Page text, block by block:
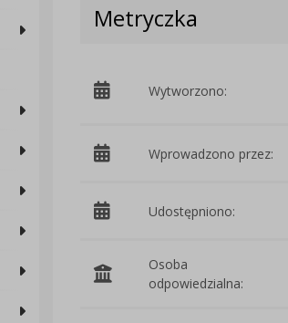
Metryczka
Wytworzono:
Wprowadzono przez:
Udostępniono:
Osoba
odpowiedzialna: